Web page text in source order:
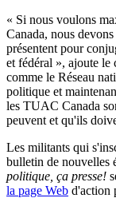
« Si nous voulons
Canada, nous
présentent pour
et fédéral », ajoute le
comme le Réseau
politique et
les TUAC Canada
peuvent et qu'ils
Les militants qui
bulletin de nouvelles
politique, ça presse!
la page Web d'action